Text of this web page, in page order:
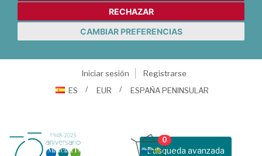
RECHAZAR
CAMBIAR PREFERENCIAS
Iniciar sesión
Registrarse
ES
EUR ESPAÑA PENINSULAR
Busqueda avanzada
0